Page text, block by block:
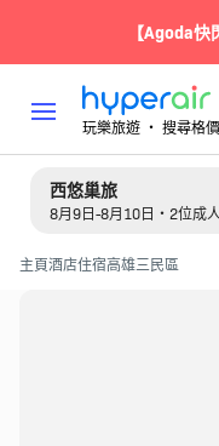
【Agoda
玩樂旅遊 ‧ 搜尋格價
西悠巢旅
8月9日-8月10日・2位成人
主頁酒店住宿高雄三民區